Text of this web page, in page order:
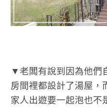
▼老闆有說到因為他們
房間裡都設計了湯屋，
家人出遊要一起泡也不